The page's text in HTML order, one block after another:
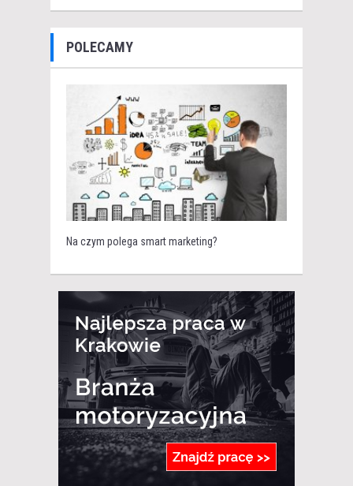
POLECAMY
Na czym polega smart marketing?